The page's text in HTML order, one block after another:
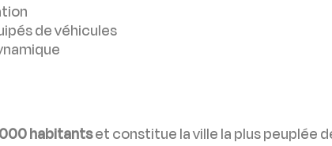
de véhicules
habitantset constitue la ville la plus peuplée